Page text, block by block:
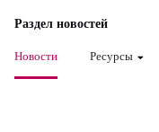
Раздел новостей
Новости Ресурсы